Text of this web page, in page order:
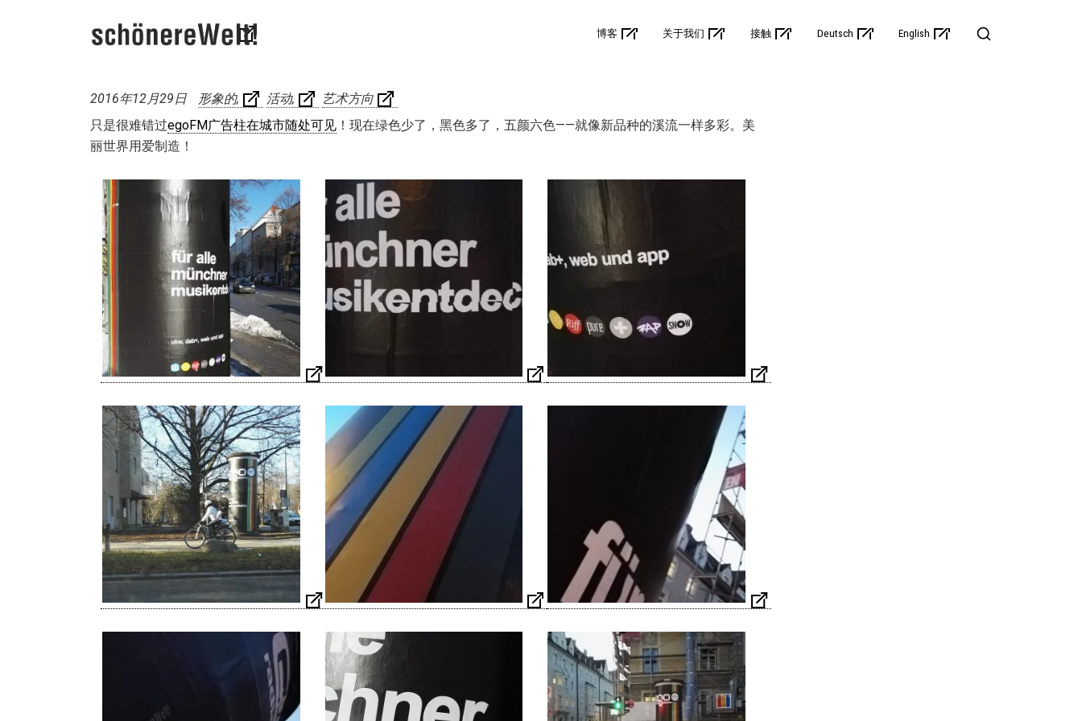
博客 关于我们 接触 Deutsch English
2016年12月29日 形象的 活动
艺术方向
只是很难错过egoFM广告柱在城市随处可见 ！现在绿色少了，黑色多了，五颜六色——就像新品种的溪流一样多彩。 美
丽世界用爱制造！